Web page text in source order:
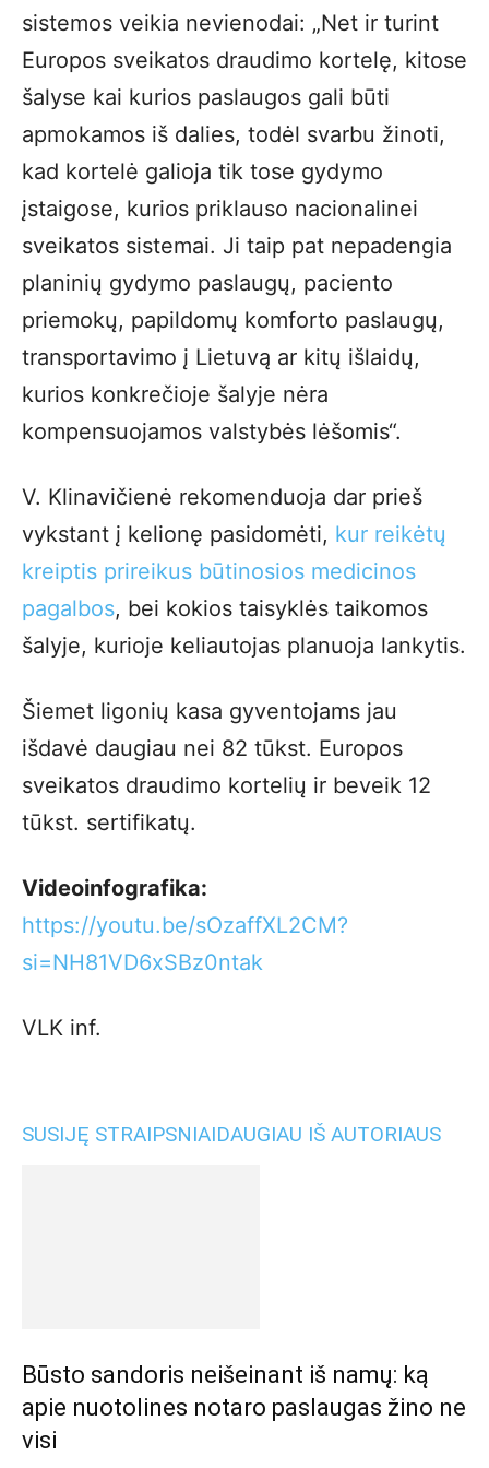
sistemos veikia nevienodai: „Net ir turint
Europos sveikatos draudimo kortelę, kitose
šalyse kai kurios paslaugos gali būti
apmokamos iš dalies, todėl svarbu žinoti,
kad kortelė galioja tik tose gydymo
įstaigose, kurios priklauso nacionalinei
sveikatos sistemai. Ji taip pat nepadengia
planinių gydymo paslaugų, paciento
priemokų, papildomų komforto paslaugų,
transportavimo į Lietuvą ar kitų išlaidų,
kurios konkrečioje šalyje nėra
kompensuojamos valstybės lėšomis“.
V. Klinavičienė rekomenduoja dar prieš
vykstant į kelionę pasidomėti, kur reikėtų
kreiptis prireikus būtinosios medicinos
pagalbos, bei kokios taisyklės taikomos
šalyje, kurioje keliautojas planuoja lankytis.
Šiemet ligonių kasa gyventojams jau
išdavė daugiau nei 82 tūkst. Europos
sveikatos draudimo kortelių ir beveik 12
tūkst. sertifikatų.
Videoinfografika:
https://youtu.be/sOzaffXL2CM?
si=NH81VD6xSBz0ntak
VLK inf.
SUSIJĘ STRAIPSNIAIDAUGIAU IŠ AUTORIAUS
Būsto sandoris neišeinant iš namų: ką
apie nuotolines notaro paslaugas žino ne
visi